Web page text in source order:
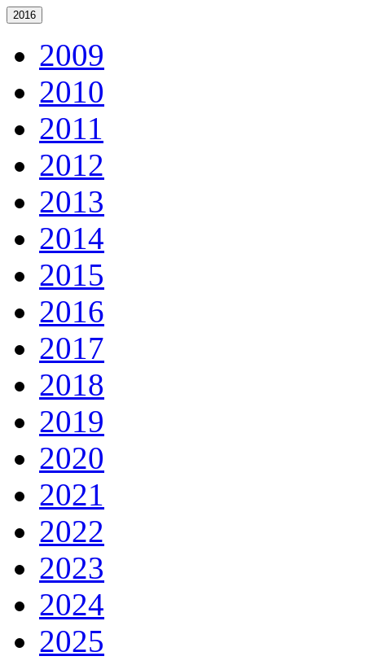
2016
2009
2010
2011
2012
2013
2014
2015
2016
2017
2018
2019
2020
2021
2022
2023
2024
2025